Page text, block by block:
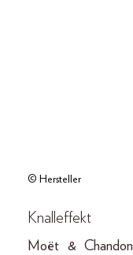
© Hersteller
Knalleffekt
Moët &